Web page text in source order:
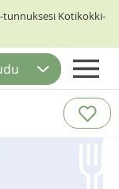
Kotikokki-